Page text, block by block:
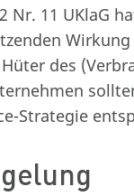
Nr. 11 UKlaG
des
Strategie